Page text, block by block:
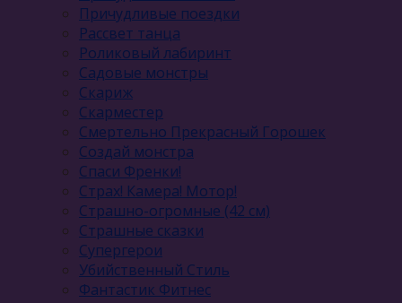
Причудливые поездки
Рассвет танца
Роликовый лабиринт
Садовые монстры
Скариж
Скарместер
Смертельно Прекрасный Горошек
Создай монстра
Спаси Френки!
Страх! Камера! Мотор!
Страшно-огромные (42 см)
Страшные сказки
Супергерои
Убийственный Стиль
Фантастик Фитнес